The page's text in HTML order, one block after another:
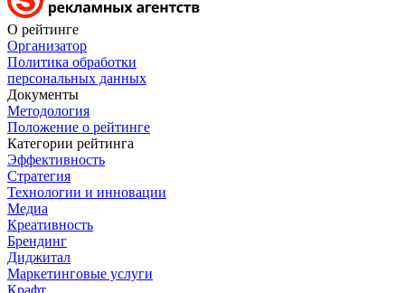
О рейтинге
Организатор
Политика обработки
персональных данных
Документы
Методология
Положение о рейтинге
Категории рейтинга
Эффективность
Стратегия
Технологии и инновации
Медиа
Креативность
Брендинг
Диджитал
Маркетинговые услуги
Крафт